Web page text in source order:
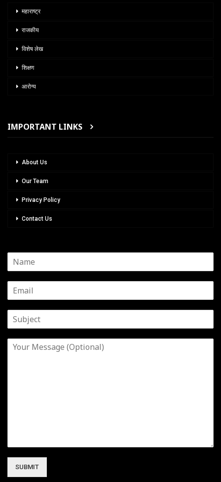
महाराष्ट्र
राजकीय
विशेष लेख
शिक्षण
आरोग्य
IMPORTANT LINKS
About Us
Our Team
Privacy Policy
Contact Us
SUBMIT